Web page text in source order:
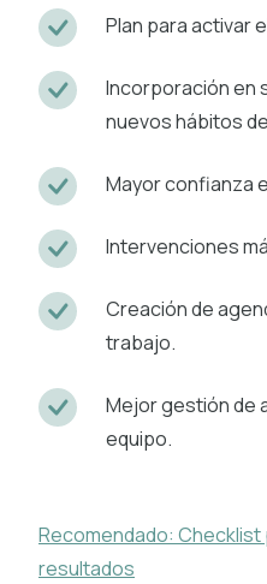
Plan para activar
Incorporación en
nuevos hábitos
Mayor confianza
Intervenciones
Creación de
trabajo.
Mejor gestión de
equipo.
Recomendado:
resultados